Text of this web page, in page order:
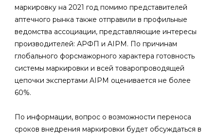
маркировку на 2021 год помимо представителей
аптечного рынка также отправили в профильные
ведомства ассоциации, представляющие интересы
производителей: АРФП и AIPM. По причинам
глобального форсмажорного характера готовность
системы маркировки и всей товаропроводящей
цепочки экспертами AIPM оценивается не более
60%.
По информации, вопрос о возможности переноса
сроков внедрения маркировки будет обсуждаться в